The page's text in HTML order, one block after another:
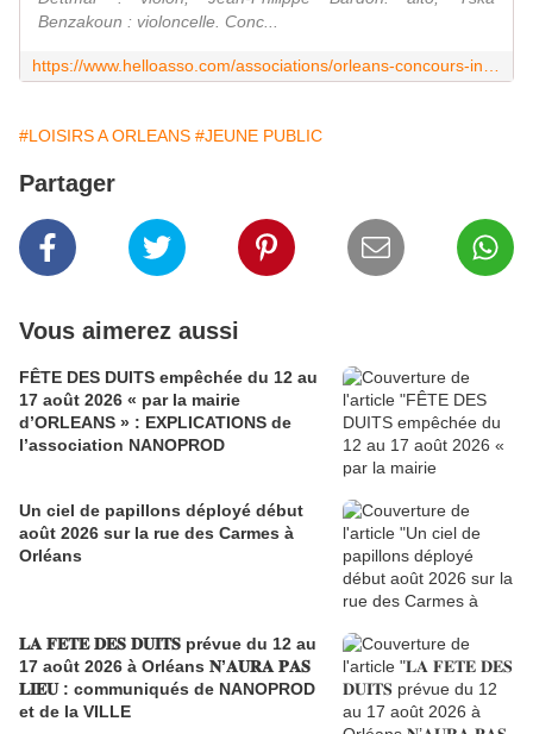
Benzakoun : violoncelle. Conc...
#LOISIRS A ORLEANS #JEUNE PUBLIC
Partager
Vous aimerez aussi
FÊTE DES DUITS empêchée du 12 au
17 août 2026 « par la mairie
d’ORLEANS » : EXPLICATIONS de
l’association NANOPROD
Un ciel de papillons déployé début
août 2026 sur la rue des Carmes à
Orléans
𝐋𝐀 𝐅𝐄𝐓𝐄 𝐃𝐄𝐒 𝐃𝐔𝐈𝐓𝐒 prévue du 12 au
17 août 2026 à Orléans 𝐍’𝐀𝐔𝐑𝐀 𝐏𝐀𝐒
𝐋𝐈𝐄𝐔 : communiqués de NANOPROD
et de la VILLE